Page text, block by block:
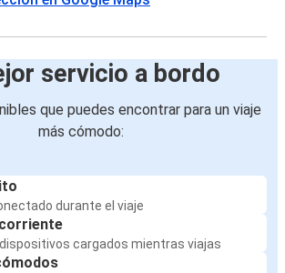
servicio a bordo
que puedes encontrar para un viaje
más cómodo:
durante el viaje
cargados mientras viajas